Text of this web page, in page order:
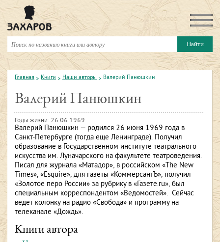
Главная Книги Наши авторы Валерий Панюшкин
Валерий Панюшкин
Годы жизни: 26.06.1969
Валерий Панюшкин — родился 26 июня 1969 года в
Санкт-Петербурге (тогда еще Ленинграде). Получил
образование в Государственном институте театрального
искусства им. Луначарского на факультете театроведения.
Писал для журнала «Матадор», в российском «The New
Times», «Esquire», для газеты «КоммерсантЪ», получил
«Золотое перо России» за рубрику в «Газете.ru», был
специальным корреспондентом «Ведомостей». Сейчас
ведет колонку на радио «Свобода» и программу на
телеканале «Дождь».
Книги автора